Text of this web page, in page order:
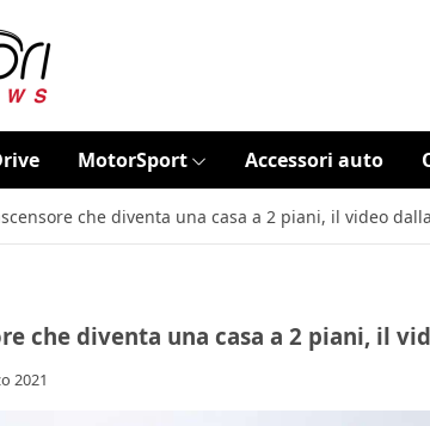
MotorSport Accessori auto
che diventa una casa a 2 piani, il video
che diventa una casa a 2 piani, il
2021